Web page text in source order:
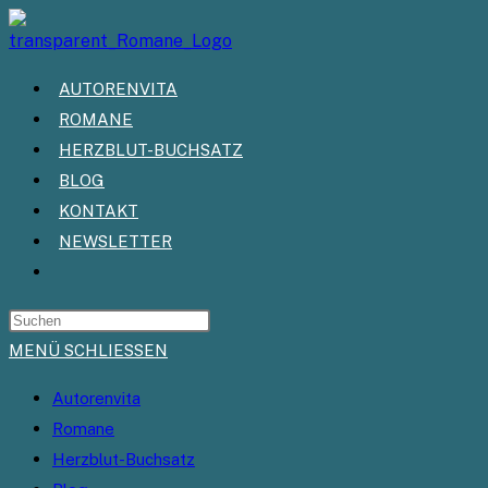
Zum
Inhalt
springenAUTORENVITA
ROMANE
HERZBLUT-BUCHSATZ
BLOG
KONTAKT
NEWSLETTER
UMSCHALTEN
MENÜ SCHLIESSEN
Autorenvita
Romane
Herzblut-Buchsatz